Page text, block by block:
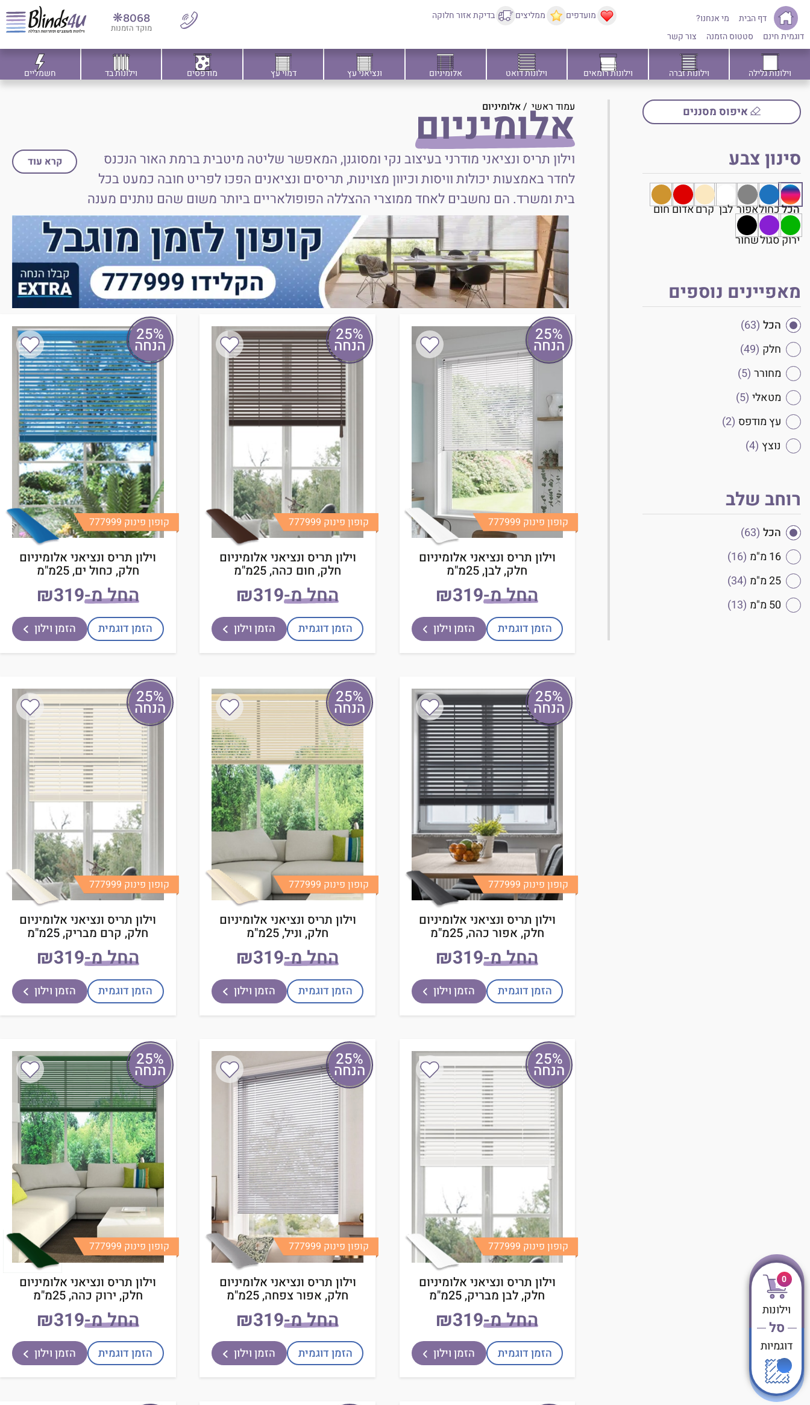
דף הבית
מי אנחנו?
דוגמית חינם
סטטוס הזמנה צור קשר
מועדפים ממליצים בדיקת אזור חלוקה 8068❋
מוקד הזמנות
וילונות גלילה וילונות זברה וילונות רומאים וילונות דואט אלומיניום ונציאני עץ דמוי עץ מודפסים וילונות בד חשמליים
איפוס מסננים
סינון צבע
הכלכחולאפור לבן קרםאדוםחום
ירוקסגולשחור
מאפיינים נוספים
הכל (63)
חלק (49)
מחורר (5)
מטאלי (5)
עץ מודפס (2)
נוצץ (4)
רוחב שלב
הכל (63)
16 מ"מ
(16)
25 מ"מ
(34)
50 מ"מ
(13)
עמוד ראשי /אלומיניום
אלומיניום
וילון תריס ונציאני מודרני בעיצוב נקי ומסוגנן, המאפשר שליטה מיטבית ברמת האור הנכנס
לחדר באמצעות יכולות וויסות וכיוון מצוינות, תריסים ונציאנים הפכו לפריט חובה כמעט בכל
בית ומשרד. הם נחשבים לאחד ממוצרי ההצללה הפופולאריים ביותר משום שהם נותנים מענה
פרקטי מצוין לצד עיצוב מרשים ורמת גימור גבוהה במיוחד. תריס ונציאני מקובל מאוד לשימוש
במשרדים ובמטבחים.
קרא עוד
25%
הנחה
קופון פינוק 777999
וילון תריס ונציאני אלומיניום
חלק, לבן, 25מ"מ
החל מ-
‏319
₪
הזמן דוגמית הזמן וילון
25%
הנחה
קופון פינוק 777999
וילון תריס ונציאני אלומיניום
חלק, חום כהה, 25מ"מ
החל מ-
‏319
₪
הזמן דוגמית הזמן וילון
25%
הנחה
קופון פינוק 777999
וילון תריס ונציאני אלומיניום
חלק, כחול ים, 25מ"מ
החל מ- ₪
הזמן דוגמית הזמן וילון
25%
הנחה
קופון פינוק 777999
וילון תריס ונציאני אלומיניום
חלק, אפור כהה, 25מ"מ
החל מ-
‏319
₪
הזמן דוגמית הזמן וילון
25%
הנחה
קופון פינוק 777999
וילון תריס ונציאני אלומיניום
חלק, וניל, 25מ"מ
החל מ-
‏319
₪
הזמן דוגמית הזמן וילון
25%
הנחה
קופון פינוק 777999
וילון תריס ונציאני אלומיניום
חלק, קרם מבריק, 25מ"מ
החל מ- ₪
הזמן דוגמית הזמן וילון
25%
הנחה
קופון פינוק 777999
וילון תריס ונציאני אלומיניום
חלק, לבן מבריק, 25מ"מ
החל מ-
‏319
₪
הזמן דוגמית הזמן וילון
25%
הנחה
קופון פינוק 777999
וילון תריס ונציאני אלומיניום
חלק, אפור צפחה, 25מ"מ
החל מ-
‏319
₪
הזמן דוגמית הזמן וילון
25%
הנחה
קופון פינוק 777999
וילון תריס ונציאני אלומיניום
חלק, ירוק כהה, 25מ"מ
החל מ- ₪
הזמן דוגמית הזמן וילון
0
וילונות
סל
דוגמיות